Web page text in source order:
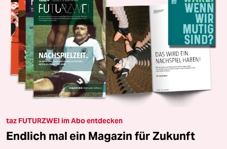
taz FUTURZWEI im Abo entdecken
Endlich mal ein Magazin für Zukunft